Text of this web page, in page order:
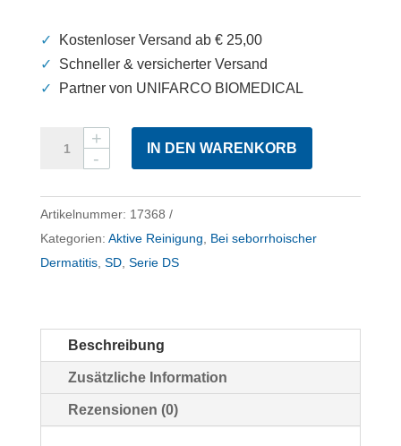
✓
Kostenloser Versand ab € 25,00
✓
Schneller & versicherter Versand
✓
Partner von UNIFARCO BIOMEDICAL
Ceramol
DS
Menge
IN DEN WARENKORB
Artikelnummer: 17368
Kategorien: Aktive Reinigung, Bei seborrhoischer
Dermatitis, SD, Serie DS
Beschreibung
Zusätzliche Information
Rezensionen (0)